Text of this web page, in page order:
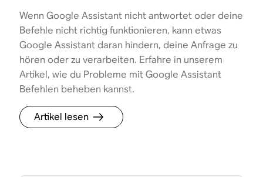
Wenn Google Assistant nicht antwortet oder deine
Befehle nicht richtig funktionieren, kann etwas
Google Assistant daran hindern, deine Anfrage zu
hören oder zu verarbeiten. Erfahre in unserem
Artikel, wie du Probleme mit Google Assistant
Befehlen beheben kannst.
Artikel lesen